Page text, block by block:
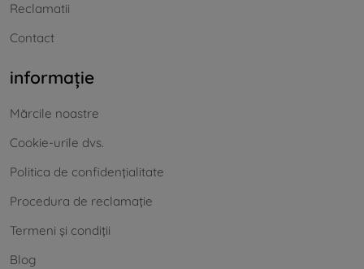
Reclamatii
Contact
informație
Mărcile noastre
Cookie-urile dvs.
Politica de confidențialitate
Procedura de reclamație
Termeni și condiții
Blog